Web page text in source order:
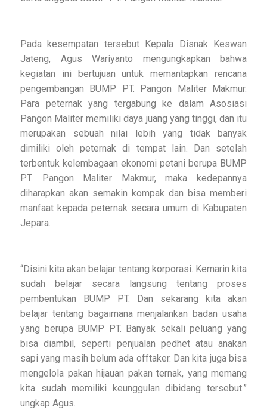
Pada kesempatan tersebut Kepala Disnak Keswan
Jateng, Agus Wariyanto mengungkapkan bahwa
kegiatan ini bertujuan untuk memantapkan rencana
pengembangan BUMP PT. Pangon Maliter Makmur.
Para peternak yang tergabung ke dalam Asosiasi
Pangon Maliter memiliki daya juang yang tinggi, dan itu
merupakan sebuah nilai lebih yang tidak banyak
dimiliki oleh peternak di tempat lain. Dan setelah
terbentuk kelembagaan ekonomi petani berupa BUMP
PT. Pangon Maliter Makmur, maka kedepannya
diharapkan akan semakin kompak dan bisa memberi
manfaat kepada peternak secara umum di Kabupaten
Jepara.
“Disini kita akan belajar tentang korporasi. Kemarin kita
sudah belajar secara langsung tentang proses
pembentukan BUMP PT. Dan sekarang kita akan
belajar tentang bagaimana menjalankan badan usaha
yang berupa BUMP PT. Banyak sekali peluang yang
bisa diambil, seperti penjualan pedhet atau anakan
sapi yang masih belum ada offtaker. Dan kita juga bisa
mengelola pakan hijauan pakan ternak, yang memang
kita sudah memiliki keunggulan dibidang tersebut.”
ungkap Agus.